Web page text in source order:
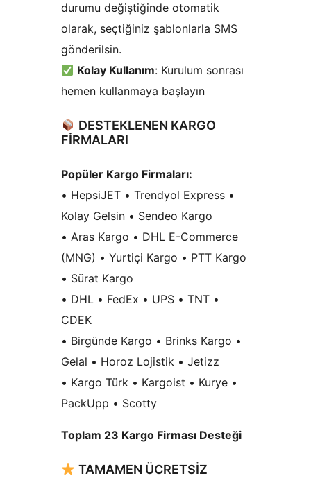
durumu değiştiğinde otomatik
olarak, seçtiğiniz şablonlarla SMS
gönderilsin.
Kolay Kullanım: Kurulum sonrası
hemen kullanmaya başlayın
DESTEKLENEN KARGO
FİRMALARI
Popüler Kargo Firmaları:
• HepsiJET • Trendyol Express •
Kolay Gelsin • Sendeo Kargo
• Aras Kargo • DHL E-Commerce
(MNG) • Yurtiçi Kargo • PTT Kargo
• Sürat Kargo
• DHL • FedEx • UPS • TNT •
CDEK
• Birgünde Kargo • Brinks Kargo •
Gelal • Horoz Lojistik • Jetizz
• Kargo Türk • Kargoist • Kurye •
PackUpp • Scotty
Toplam 23 Kargo Firması Desteği
TAMAMEN ÜCRETSİZ